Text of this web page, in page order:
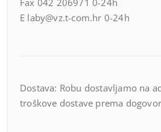
Fax 042 206971 0-24h
E laby@vz.t-com.hr 0-24h
Dostava: Robu dostavljamo na
troškove dostave prema